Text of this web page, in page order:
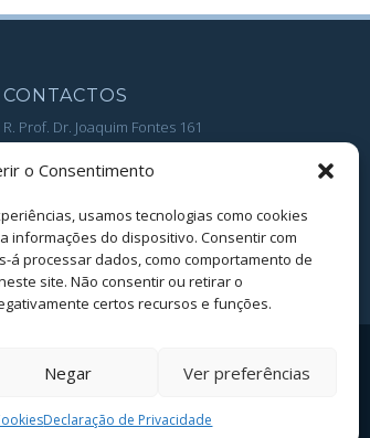
o Consentimento
usamos tecnologias como cookies
informações do dispositivo. Consentir com
á processar dados, como comportamento de
site. Não consentir ou retirar o
certos recursos e funções.
Negar Ver preferências
Declaração de Privacidade
CONTACTOS
R. Prof. Dr. Joaquim Fontes 161
2710-654 Ribeira de Sintra
Portugal
Tel:(+351) 219 236 300
(Chamada para rede fixa nacional)
Email:comercial@iberveda.pt